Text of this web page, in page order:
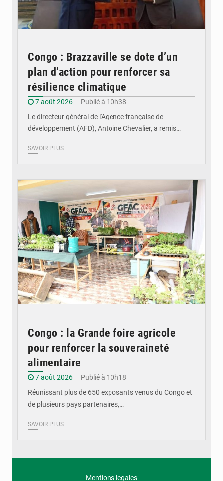
Congo : Brazzaville se dote d’un
plan d’action pour renforcer sa
résilience climatique
7 août 2026
Publié à 10h38
Le directeur général de l'Agence française de
développement (AFD), Antoine Chevalier, a remis…
SAVOIR PLUS
Congo : la Grande foire agricole
pour renforcer la souveraineté
alimentaire
7 août 2026
Publié à 10h18
Réunissant plus de 650 exposants venus du Congo et
de plusieurs pays partenaires,…
SAVOIR PLUS
Mentions legales